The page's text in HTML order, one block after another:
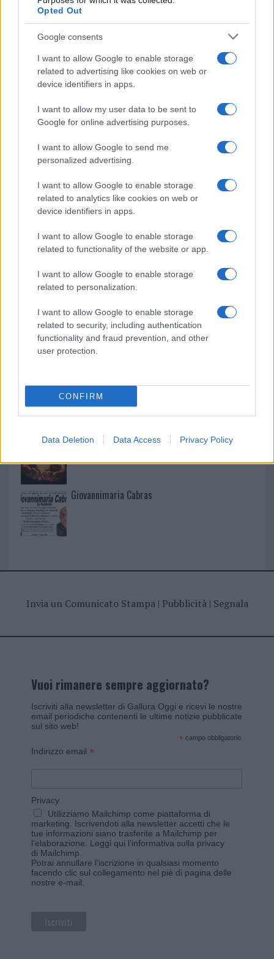
Opted Out
Google consents
I want to allow Google to enable storage
related to advertising like cookies on web or
device identifiers in apps.
I want to allow my user data to be sent to
Google for online advertising purposes.
I want to allow Google to send me
personalized advertising.
I want to allow Google to enable storage
related to analytics like cookies on web or
device identifiers in apps.
I want to allow Google to enable storage
related to functionality of the website or app.
I want to allow Google to enable storage
related to personalization.
I want to allow Google to enable storage
related to security, including authentication
functionality and fraud prevention, and other
user protection.
CONFIRM
Data Deletion Data Access Privacy Policy
NECROLOGIE
Mario Malu
Paolo Pinna
Martina Agostina Diturco
I nostri cari
I nostri cari
I nostri cari
Giovannimaria Cabras
Invia un Comunicato Stampa| Pubblicità| Segnala
Vuoi rimanere sempre aggiornato?
Iscriviti alla newsletter di Gallura Oggi e ricevi le nostre
email periodiche contenenti le ultime notizie pubblicate
sul sito web!
* campo obbligatorio
Indirizzo email *
Privacy
Utilizziamo Mailchimp come piattaforma di
marketing. Iscrivendoti alla newsletter accetti che le
tue informazioni siano trasferite a Mailchimp per
l'elaborazione. Leggi qui l'informativa sulla privacy
di Mailchimp
Potrai annullare l'iscrizione in qualsiasi momento
facendo clic sul collegamento nel piè di pagina delle
nostre e-mail.